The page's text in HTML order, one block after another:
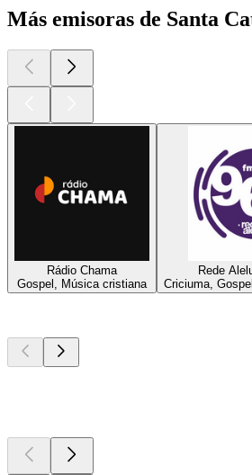
Más emisoras de Santa
Rádio Chama
Gospel, Música cristiana
Rede
Criciuma,